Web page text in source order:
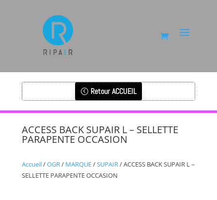
Retour ACCUEIL
ACCESS BACK SUPAIR L – SELLETTE
PARAPENTE OCCASION
Accueil/OGR/ MARQUE/SUPAIR/ ACCESS BACK SUPAIR L –
SELLETTE PARAPENTE OCCASION